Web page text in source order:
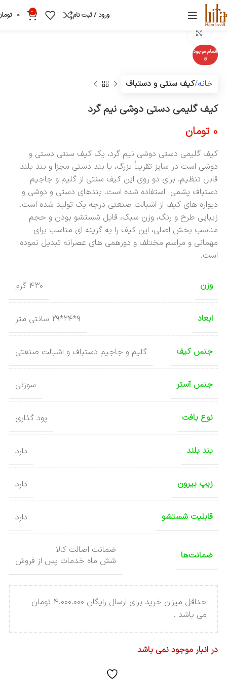
ورود / ثبت نام 0
0
اتمام موجود
ی
خانه کیف سنتی و دستباف
کیف گلیمی دستی دوشی نیم گرد
0 تومان
کیف گلیمی دستی دوشی نیم گرد، یک کیف سنتی دستی و
دوشی است در سایز تقریباُ بزرگ، با بند دستی مجزا و بند بلند
قابل تنظیم. برای دو روی این کیف سنتی از گلیم و جاجیم
دستباف پشمی استفاده شده است. بندهای دستی و دوشی و
دیواره های کیف از اشبالت صنعتی درجه یک تولید شده است.
زیبایی طرح و رنگ، وزن سبک، قابل شستشو بودن و حجم
مناسب بخش اصلی، این کیف را به گزینه ای مناسب برای
مهمانی و مراسم مختلف و دورهمی های عصرانه تبدیل نموده
است.
وزن 430 گرم
ابعاد 9*24*29 سانتی متر
جنس کیف گلیم و جاجیم دستباف و اشبالت صنعتی
جنس آستر سوزنی
نوع بافت پود گذاری
بند بلند دارد
زیپ بیرون دارد
قابلیت شستشو دارد
ضمانت‌ها
ضمانت اصالت کالا
شش ماه خدمات پس از فروش
حداقل میزان خرید برای ارسال رایگان 4.000.000 تومان
می باشد .
در انبار موجود نمی باشد